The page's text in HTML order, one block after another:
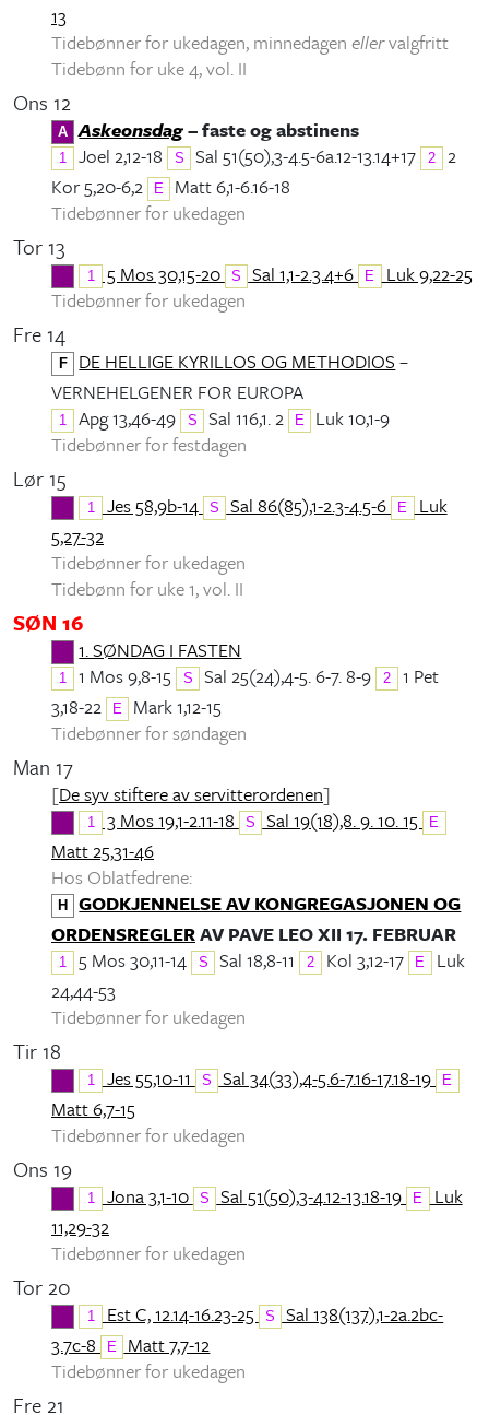
13
Tidebønner for ukedagen, minnedagen ellervalgfritt
Tidebønn for uke 4, vol. II
Ons 12
A Askeonsdag– faste og abstinens
1 Joel 2,12-18 S Sal 51(50),3-4.5-6a.12-13.14+17 2
2
Kor 5,20-6,2
E
Matt 6,1-6.16-18
Tidebønner for ukedagen
Tor 13
1 5 Mos 30,15-20 S Sal 1,1-2.3.4+6 E Luk 9,22-25
Tidebønner for ukedagen
Fre 14
F DE HELLIGE KYRILLOS OG METHODIOS –
VERNEHELGENER FOR EUROPA
1 Apg 13,46-49 S Sal 116,1. 2 E
Luk 10,1-9
Tidebønner for festdagen
Lør 15
1 Jes 58,9b-14 S Sal 86(85),1-2.3-4.5-6 E Luk
5,27-32
Tidebønner for ukedagen
Tidebønn for uke 1, vol. II
SØN 16
1. SØNDAG I FASTEN
1 1 Mos 9,8-15 S Sal 25(24),4-5. 6-7. 8-9 2
1 Pet
3,18-22
E
Mark 1,12-15
Tidebønner for søndagen
Man 17
[De syv stiftere av servitterordenen]
1 3 Mos 19,1-2.11-18 S Sal 19(18),8. 9. 10. 15 E
Matt 25,31-46
Hos Oblatfedrene:
H
GODKJENNELSE AV KONGREGASJONEN OG
ORDENSREGLERAV PAVE LEO XII 17. FEBRUAR
1 5 Mos 30,11-14 S Sal 18,8-11 2 Kol 3,12-17 E Luk
24,44-53
Tidebønner for ukedagen
Tir 18
1 Jes 55,10-11 S Sal 34(33),4-5.6-7.16-17.18-19 E
Matt 6,7-15
Tidebønner for ukedagen
Ons 19
1 Jona 3,1-10 S Sal 51(50),3-4.12-13.18-19 E Luk
11,29-32
Tidebønner for ukedagen
Tor 20
1 Est C, 12.14-16.23-25 S
Sal 138(137),1-2a.2bc-
3.7c-8
E
Matt 7,7-12
Tidebønner for ukedagen
Fre 21